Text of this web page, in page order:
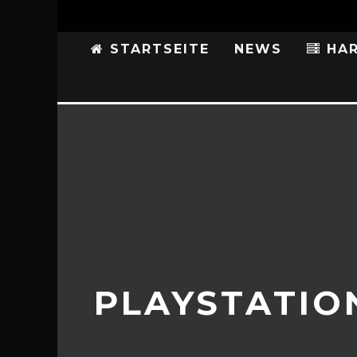
STARTSEITE NEWS